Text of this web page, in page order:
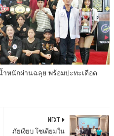
หนักผ่านฉลุย พร้อมปะทะเดือด
NEXT
ภัยเงียบ โซเดียมใน